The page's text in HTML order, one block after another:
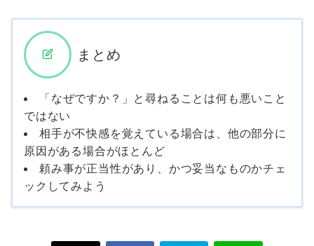
まとめ
「なぜですか？」と尋ねることは何も悪いこと
ではない
相手が不快感を覚えている場合は、他の部分に
原因がある場合がほとんど
頼み事が正当性があり、かつ妥当なものかチェ
ックしてみよう